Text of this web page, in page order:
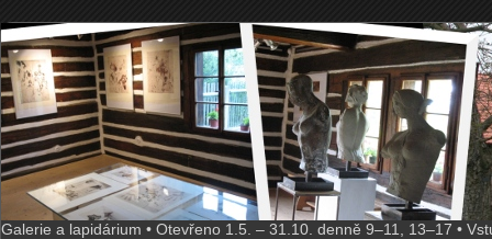
Galerie a lapidárium • Otevřeno 1.5. – 31.10. denně 9–11, 13–17 •